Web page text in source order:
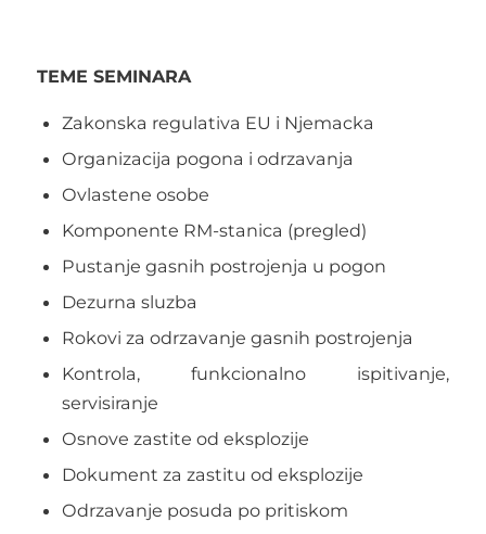
TEME SEMINARA
Zakonska regulativa EU i Njemacka
Organizacija pogona i odrzavanja
Ovlastene osobe
Komponente RM-stanica (pregled)
Pustanje gasnih postrojenja u pogon
Dezurna sluzba
Rokovi za odrzavanje gasnih postrojenja
Kontrola, funkcionalno ispitivanje,
servisiranje
Osnove zastite od eksplozije
Dokument za zastitu od eksplozije
Odrzavanje posuda po pritiskom